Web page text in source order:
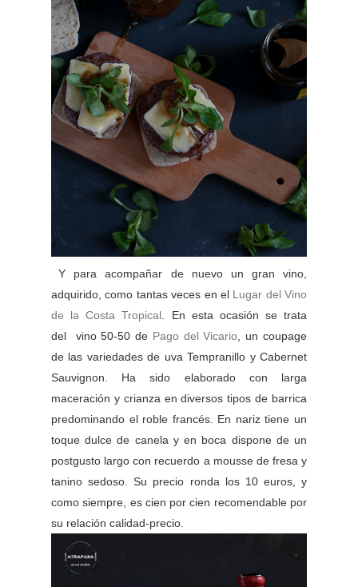
Y para acompañar de nuevo un gran vino,
adquirido, como tantas veces en el Lugar del Vino
de la Costa Tropical. En esta ocasión se trata
del
vino 50-50 de Pago del Vicario, un coupage
de las variedades de uva Tempranillo y Cabernet
Sauvignon. Ha sido elaborado con larga
maceración y crianza en diversos tipos de barrica
predominando el roble francés. En nariz tiene un
toque dulce de canela y en boca dispone de un
postgusto largo con recuerdo a mousse de fresa y
tanino sedoso. Su precio ronda los 10 euros, y
como siempre, es cien por cien recomendable por
su relación calidad-precio.